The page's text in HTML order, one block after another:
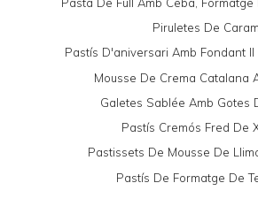
Piruletes De
Pastís D'aniversari Amb Fondant II
Mousse De Crema Catalana
Galetes Sablée Amb Gotes
Pastís Cremós Fred De
Pastissets De Mousse De
Pastís De Formatge De